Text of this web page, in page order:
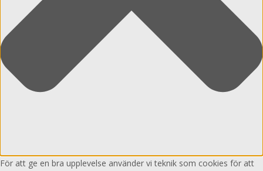
För att ge en bra upplevelse använder vi teknik som cookies för att